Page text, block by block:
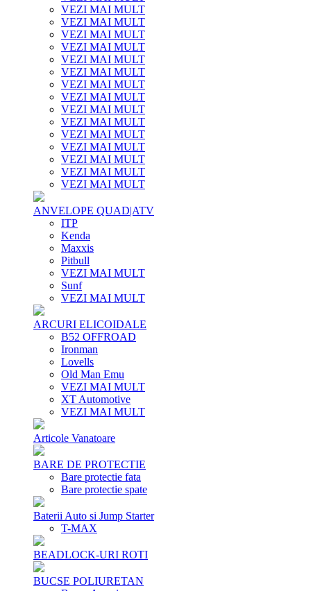
VEZI MAI MULT
VEZI MAI MULT
VEZI MAI MULT
VEZI MAI MULT
VEZI MAI MULT
VEZI MAI MULT
VEZI MAI MULT
VEZI MAI MULT
VEZI MAI MULT
VEZI MAI MULT
VEZI MAI MULT
VEZI MAI MULT
VEZI MAI MULT
VEZI MAI MULT
VEZI MAI MULT
ANVELOPE QUAD|ATV
ITP
Kenda
Maxxis
Pitbull
VEZI MAI MULT
Sunf
VEZI MAI MULT
ARCURI ELICOIDALE
B52 OFFROAD
Ironman
Lovells
Old Man Emu
VEZI MAI MULT
XT Automotive
VEZI MAI MULT
Articole Vanatoare
BARE DE PROTECTIE
Bare protectie fata
Bare protectie spate
Baterii Auto si Jump Starter
T-MAX
BEADLOCK-URI ROTI
BUCSE POLIURETAN